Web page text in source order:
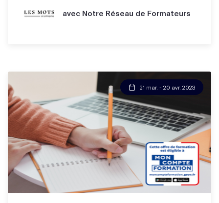
avec Notre Réseau de Formateurs
21 mar. - 20 avr. 2023